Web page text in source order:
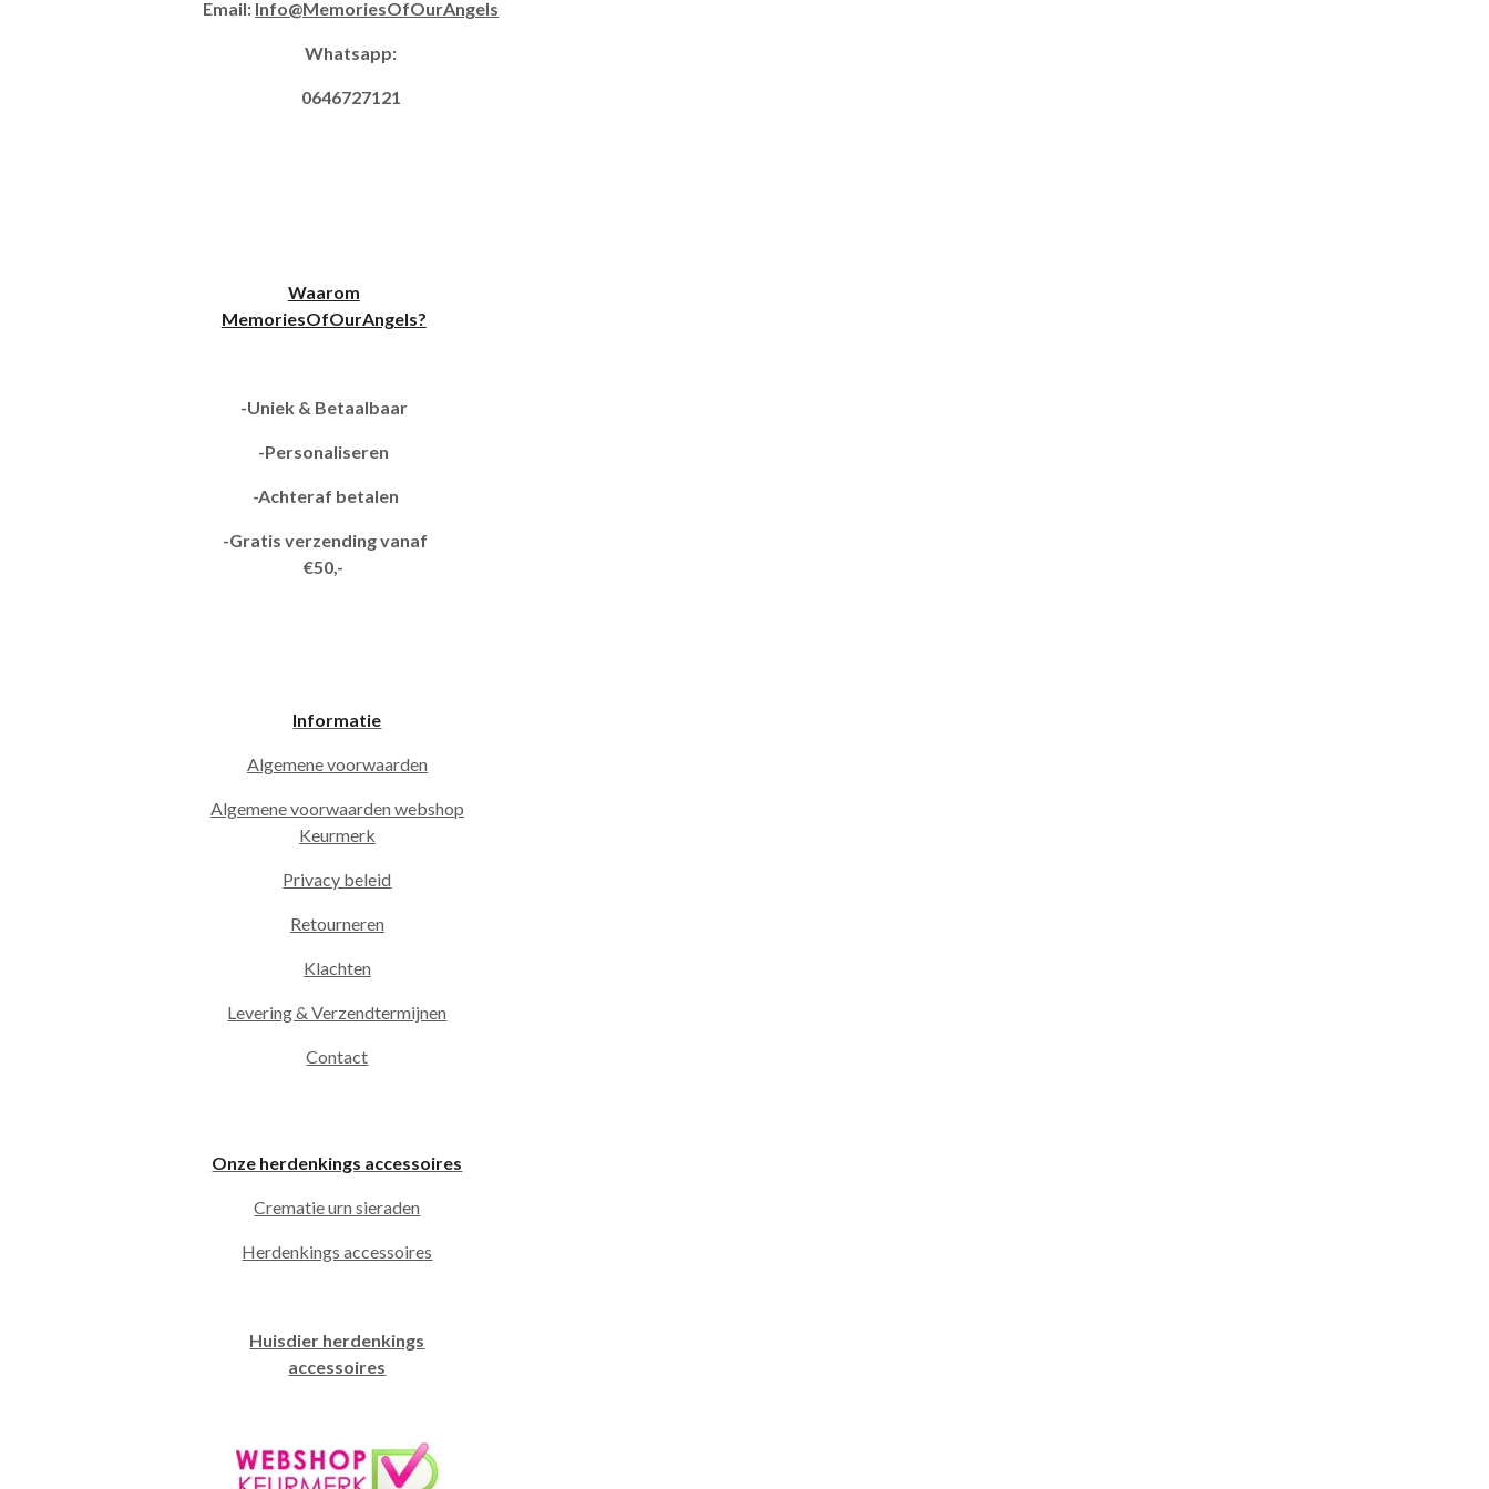
Email: Info@MemoriesOfOurAngels
Whatsapp:
0646727121
Waarom
MemoriesOfOurAngels?
-Uniek & Betaalbaar
-Personaliseren
-Achteraf betalen
-Gratis verzending vanaf
€50,-
Informatie
Algemene voorwaarden
Algemene voorwaarden webshop
Keurmerk
Privacy beleid
Retourneren
Klachten
Levering & Verzendtermijnen
Contact
Onze herdenkings accessoires
Crematie urn sieraden
Herdenkings accessoires
Huisdier herdenkings
accessoires